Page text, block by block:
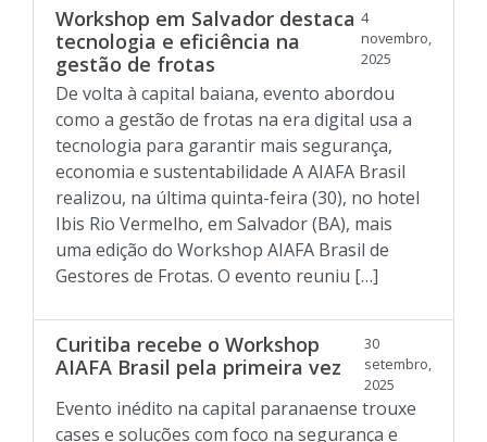
Workshop em Salvador destaca
tecnologia e eficiência na
gestão de frotas
4
novembro,
2025
De volta à capital baiana, evento abordou
como a gestão de frotas na era digital usa a
tecnologia para garantir mais segurança,
economia e sustentabilidade A AIAFA Brasil
realizou, na última quinta-feira (30), no hotel
Ibis Rio Vermelho, em Salvador (BA), mais
uma edição do Workshop AIAFA Brasil de
Gestores de Frotas. O evento reuniu […]
Curitiba recebe o Workshop
AIAFA Brasil pela primeira vez
30
setembro,
2025
Evento inédito na capital paranaense trouxe
cases e soluções com foco na segurança e